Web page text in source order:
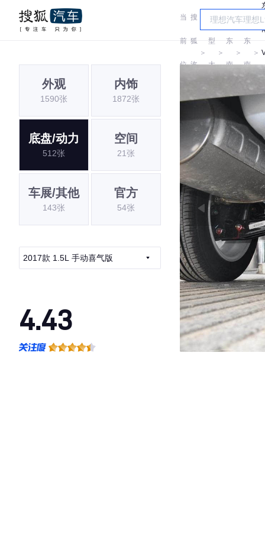
当
前
位
搜
狐
汽
＞
车
型
大
＞
东
南
＞
东
南
＞
外观
1590张
内饰
1872张
底盘/动力
512张
空间
21张
车展/其他
143张
官方
54张
2017款 1.5L 手动喜气版
4.43